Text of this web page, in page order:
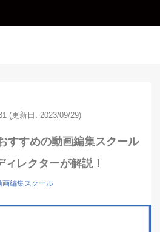
(更新日: 2023/09/29)
すすめの動画編集スクール
ィレクターが解説！
画編集スクール